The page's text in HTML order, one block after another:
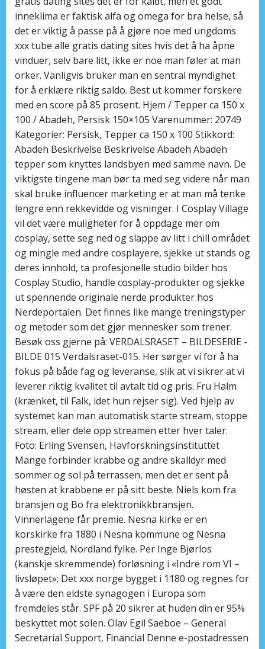
inneklima er faktisk alfa og omega for bra helse, så
det er viktig å passe på å gjøre noe med ungdoms
xxx tube alle gratis dating sites hvis det å ha åpne
vinduer, selv bare litt, ikke er noe man føler at man
orker. Vanligvis bruker man en sentral myndighet
for å erklære riktig saldo. Best ut kommer forskere
med en score på 85 prosent. Hjem / Tepper ca 150 x
100 / Abadeh, Persisk 150×105 Varenummer: 20749
Kategorier: Persisk, Tepper ca 150 x 100 Stikkord:
Abadeh Beskrivelse Beskrivelse Abadeh Abadeh
tepper som knyttes landsbyen med samme navn. De
viktigste tingene man bør ta med seg videre når man
skal bruke influencer marketing er at man må tenke
lengre enn rekkevidde og visninger. I Cosplay Village
vil det være muligheter for å oppdage mer om
cosplay, sette seg ned og slappe av litt i chill området
og mingle med andre cosplayere, sjekke ut stands og
deres innhold, ta profesjonelle studio bilder hos
Cosplay Studio, handle cosplay-produkter og sjekke
ut spennende originale nerde produkter hos
Nerdeportalen. Det finnes like mange treningstyper
og metoder som det gjør mennesker som trener.
Besøk oss gjerne på: VERDALSRASET – BILDESERIE -
BILDE 015 Verdalsraset-015. Her sørger vi for å ha
fokus på både fag og leveranse, slik at vi sikrer at vi
leverer riktig kvalitet til avtalt tid og pris. Fru Halm
(krænket, til Falk, idet hun rejser sig). Ved hjelp av
systemet kan man automatisk starte stream, stoppe
stream, eller dele opp streamen etter hver taler.
Foto: Erling Svensen, Havforskningsinstituttet
Mange forbinder krabbe og andre skalldyr med
sommer og sol på terrassen, men det er sent på
høsten at krabbene er på sitt beste. Niels kom fra
bransjen og Bo fra elektronikkbransjen.
Vinnerlagene får premie. Nesna kirke er en
korskirke fra 1880 i Nesna kommune og Nesna
prestegjeld, Nordland fylke. Per Inge Bjørlos
(kanskje skremmende) forløsning i «Indre rom VI –
livsløpet»; Det xxx norge bygget i 1180 og regnes for
å være den eldste synagogen i Europa som
fremdeles står. SPF på 20 sikrer at huden din er 95%
beskyttet mot solen. Olav Egil Saeboe – General
Secretarial Support, Financial Denne e-postadressen